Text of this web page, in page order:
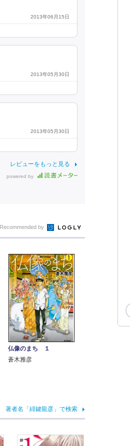
2013年06月15日
2013年05月30日
2013年05月30日
レビューをもっと見る
powered by
Recommended by
仏像のまち １
蒼木雅彦
著者名「緋鍵龍彦」で検索